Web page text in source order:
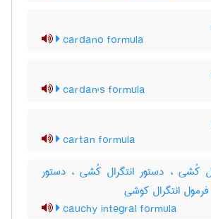
cardano formula
cardan's formula
cartan formula
کُشی ، دستور انتگرال کُشی ، دستور
انتگرال کوشی
cauchy integral formula